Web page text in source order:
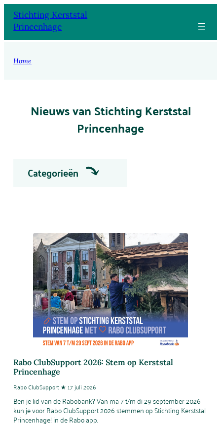
Stichting Kerststal
Princenhage
Home
Nieuws van Stichting Kerststal
Princenhage
Categorieën
Rabo ClubSupport 2026: Stem op Kerststal
Princenhage
Rabo ClubSupport ★ 17 juli 2026
Ben je lid van de Rabobank? Van ma 7 t/m di 29 september 2026
kun je voor Rabo ClubSupport 2026 stemmen op Stichting Kerststal
Princenhage! in de Rabo app.